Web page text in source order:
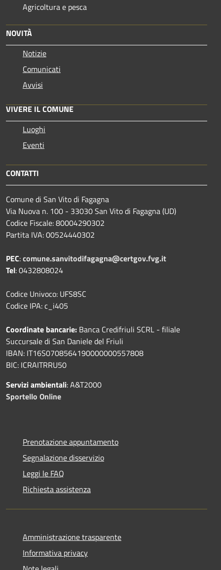
Agricoltura e pesca
NOVITÀ
Notizie
Comunicati
Avvisi
VIVERE IL COMUNE
Luoghi
Eventi
CONTATTI
Comune di San Vito di Fagagna
Via Nuova n. 100 - 33030 San Vito di Fagagna (UD)
Codice Fiscale: 80004290302
Partita IVA: 00524440302
PEC:comune.sanvitodifagagna@certgov.fvg.it
Tel: 0432808024
Codice Univoco: UFS8SC
Codice IPA: c_i405
Coordinate bancarie: Banca Credifriuli SCRL - filiale
Succursale di San Daniele del Friuli
IBAN: IT16S0708564190000000557808
BIC: ICRAITRRU50
Servizi ambientali: A&T2000
Sportello Online
Prenotazione appuntamento
Segnalazione disservizio
Leggi le FAQ
Richiesta assistenza
Amministrazione trasparente
Informativa privacy